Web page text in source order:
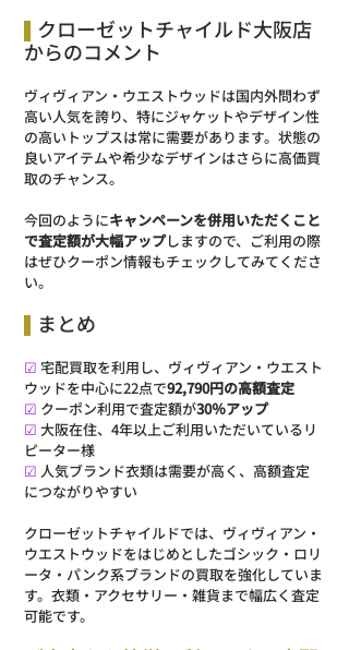
クローゼットチャイルド大阪店
からのコメント
ヴィヴィアン・ウエストウッドは国内外問わず
高い人気を誇り、特にジャケットやデザイン性
の高いトップスは常に需要があります。状態の
良いアイテムや希少なデザインはさらに高価買
取のチャンス。
今回のようにキャンペーンを併用いただくこと
で査定額が大幅アップしますので、ご利用の際
はぜひクーポン情報もチェックしてみてくださ
い。
まとめ
☑ 宅配買取を利用し、ヴィヴィアン・ウエスト
ウッドを中心に22点で92,790円の高額査定
☑ クーポン利用で査定額が30％アップ
☑ 大阪在住、4年以上ご利用いただいているリ
ピーター様
☑ 人気ブランド衣類は需要が高く、高額査定
につながりやすい
クローゼットチャイルドでは、ヴィヴィアン・
ウエストウッドをはじめとしたゴシック・ロリ
ータ・パンク系ブランドの買取を強化していま
す。衣類・アクセサリー・雑貨まで幅広く査定
可能です。